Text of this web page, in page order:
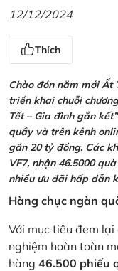
12/12/2024
Thích
Chào đón năm mới Ất
triển khai chuỗi
Tết – Gia đình gắn
quầy và trên kênh
gần 20 tỷ đồng. Các
VF7, nhận 46.5000
nhiều ưu đãi hấp dẫn
Hàng chục ngàn
Với mục tiêu đem
nghiệm hoàn toàn
hàng 46.500 phiếu